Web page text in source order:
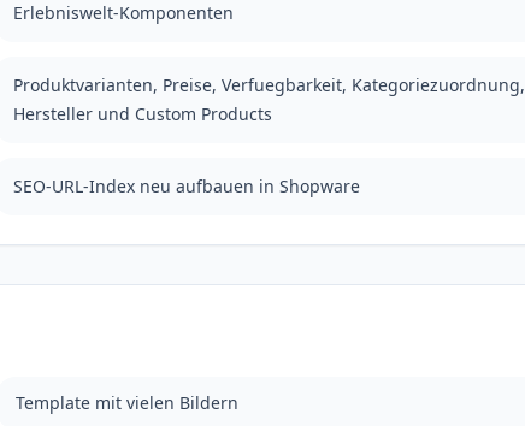
Erlebniswelt-Komponenten
Produktvarianten, Preise, Verfuegbarkeit, Kategoriezuordnung,
Hersteller und Custom Products
SEO-URL-Index neu aufbauen in Shopware
Template mit vielen Bildern